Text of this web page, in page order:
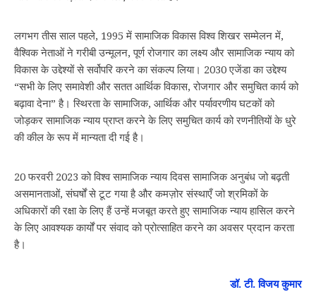
लगभग तीस साल पहले, 1995 में सामाजिक विकास विश्व शिखर सम्मेलन में,
वैश्विक नेताओं ने गरीबी उन्मूलन, पूर्ण रोजगार का लक्ष्य और सामाजिक न्याय को
विकास के उद्देश्यों से सर्वोपरि करने का संकल्प लिया। 2030 एजेंडा का उद्देश्य
“सभी के लिए समावेशी और सतत आर्थिक विकास, रोजगार और समुचित कार्य को
बढ़ावा देना” है। स्थिरता के सामाजिक, आर्थिक और पर्यावरणीय घटकों को
जोड़कर सामाजिक न्याय प्राप्त करने के लिए समुचित कार्य को रणनीतियों के धुरे
की कील के रूप में मान्यता दी गई है।
20 फरवरी 2023 को विश्व सामाजिक न्याय दिवस सामाजिक अनुबंध जो बढ़ती
असमानताओं, संघर्षों से टूट गया है और कमज़ोर संस्थाएँ जो श्रमिकों के
अधिकारों की रक्षा के लिए हैं उन्हें मजबूत करते हुए सामाजिक न्याय हासिल करने
के लिए आवश्यक कार्यों पर संवाद को प्रोत्साहित करने का अवसर प्रदान करता
है।
डॉ.टी.विजय कुमार